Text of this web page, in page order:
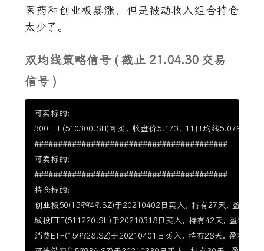
医药和创业板暴涨，但是被动收入组合持仓
太少了。
双均线策略信号 ( 截止 21.04.30 交易
信号 )
可买标的:
300ETF(510300.SH)可买, 收盘价5.173, 11日均线5.079, 22
#########################################
可卖标的:
#########################################
持仓标的:
创业板50(159949.SZ)于20210402日买入, 持有27天, 盈利
城投ETF(511220.SH)于20210318日买入, 持有42天, 盈利
消费ETF(159928.SZ)于20210401日买入, 持有28天, 盈利